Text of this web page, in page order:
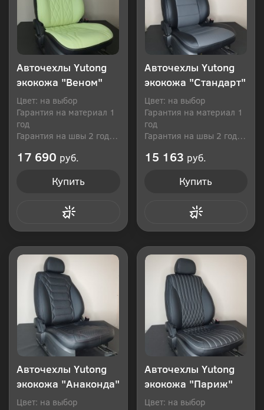
Авточехлы Yutong
экокожа "Веном"
Цвет: на выбор
Гарантия на материал 1
год
Гарантия на швы 2 года
17 690 руб.
Купить
Авточехлы Yutong
экокожа "Стандарт"
Цвет: на выбор
Гарантия на материал 1
год
Гарантия на швы 2 года
15 163 руб.
Купить
Авточехлы Yutong
экокожа "Анаконда"
Цвет: на выбор
Авточехлы Yutong
экокожа "Париж"
Цвет: на выбор